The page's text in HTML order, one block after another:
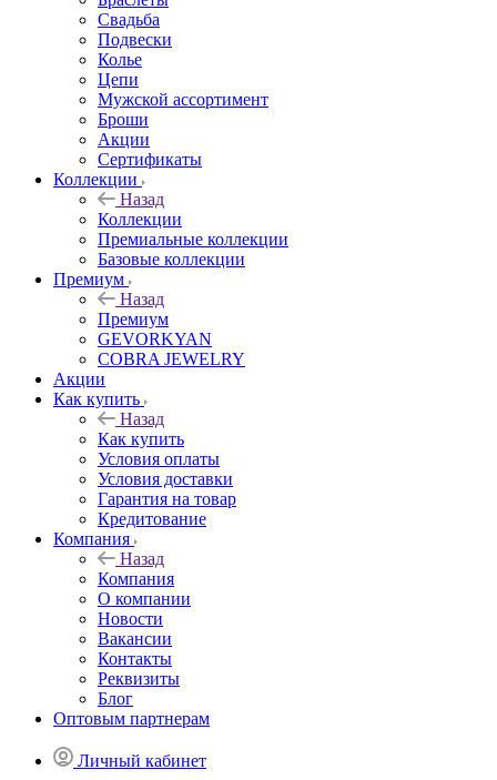
Свадьба
Подвески
Колье
Цепи
Мужской ассортимент
Броши
Акции
Сертификаты
Коллекции
Назад
Коллекции
Премиальные коллекции
Базовые коллекции
Премиум
Назад
Премиум
GEVORKYAN
COBRA JEWELRY
Акции
Как купить
Назад
Как купить
Условия оплаты
Условия доставки
Гарантия на товар
Кредитование
Компания
Назад
Компания
О компании
Новости
Вакансии
Контакты
Реквизиты
Блог
Оптовым партнерам
Личный кабинет